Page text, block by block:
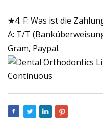
★4. F: Was ist die
A: T/T
Gram, Paypal.